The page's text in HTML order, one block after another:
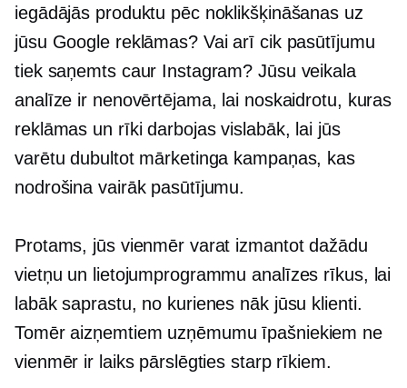
iegādājās produktu pēc noklikšķināšanas uz
jūsu Google reklāmas? Vai arī cik pasūtījumu
tiek saņemts caur Instagram? Jūsu veikala
analīze ir nenovērtējama, lai noskaidrotu, kuras
reklāmas un rīki darbojas vislabāk, lai jūs
varētu dubultot mārketinga kampaņas, kas
nodrošina vairāk pasūtījumu.
Protams, jūs vienmēr varat izmantot dažādu
vietņu un lietojumprogrammu analīzes rīkus, lai
labāk saprastu, no kurienes nāk jūsu klienti.
Tomēr aizņemtiem uzņēmumu īpašniekiem ne
vienmēr ir laiks pārslēgties starp rīkiem.